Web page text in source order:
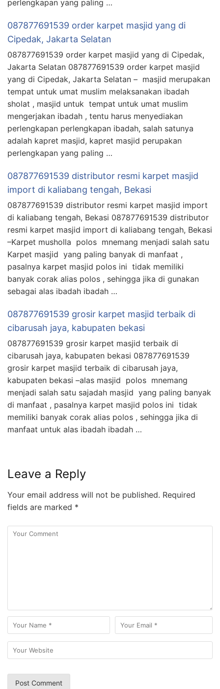
perlengkapan yang paling …
087877691539 order karpet masjid yang di
Cipedak, Jakarta Selatan
087877691539 order karpet masjid yang di Cipedak,
Jakarta Selatan 087877691539 order karpet masjid
yang di Cipedak, Jakarta Selatan – masjid merupakan
tempat untuk umat muslim melaksanakan ibadah
sholat , masjid untuk tempat untuk umat muslim
mengerjakan ibadah , tentu harus menyediakan
perlengkapan perlengkapan ibadah, salah satunya
adalah kapret masjid, kapret masjid perupakan
perlengkapan yang paling …
087877691539 distributor resmi karpet masjid
import di kaliabang tengah, Bekasi
087877691539 distributor resmi karpet masjid import
di kaliabang tengah, Bekasi 087877691539 distributor
resmi karpet masjid import di kaliabang tengah, Bekasi
–Karpet musholla polos mnemang menjadi salah satu
Karpet masjid yang paling banyak di manfaat ,
pasalnya karpet masjid polos ini tidak memiliki
banyak corak alias polos , sehingga jika di gunakan
sebagai alas ibadah ibadah …
087877691539 grosir karpet masjid terbaik di
cibarusah jaya, kabupaten bekasi
087877691539 grosir karpet masjid terbaik di
cibarusah jaya, kabupaten bekasi 087877691539
grosir karpet masjid terbaik di cibarusah jaya,
kabupaten bekasi –alas masjid polos mnemang
menjadi salah satu sajadah masjid yang paling banyak
di manfaat , pasalnya karpet masjid polos ini tidak
memiliki banyak corak alias polos , sehingga jika di
manfaat untuk alas ibadah ibadah …
Leave a Reply
Your email address will not be published. Required
fields are marked *